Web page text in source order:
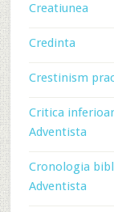
Creatiunea
Credinta
Crestinism
Critica
Adventista
Cronologia
Adventista